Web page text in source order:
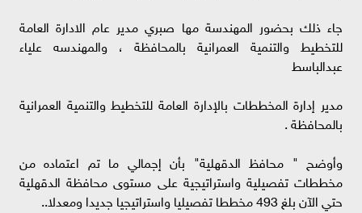
جاء ذلك بحضور المهندسة مها صبري مدير عام الادارة العامة
للتخطيط والتنمية العمرانية بالمحافظة ، والمهندسه علياء
عبدالباسط
مدير إدارة المخططات بالإدارة العامة للتخطيط والتنمية العمرانية
بالمحافظة .
وأوضح " محافظ الدقهلية" بأن إجمالي ما تم اعتماده من
مخططات تفصيلية واستراتيجية على مستوى محافظة الدقهلية
حتي الآن بلغ 493 مخططا تفصيليا واستراتيجيا جديدا ومعدلا..